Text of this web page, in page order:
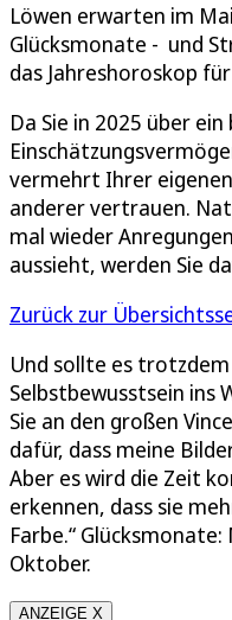
Löwen erwarten im
Glücksmonate - und
das Jahreshoroskop
Da Sie in 2025 über
vermehrt Ihrer
anderer vertrauen.
mal wieder
aussieht, werden Sie
Zurück zur
Und sollte es
Selbstbewusstsein ins
Sie an den großen
dafür, dass meine
Aber es wird die Zeit
erkennen, dass sie
Farbe.“
Oktober.
ANZEIGE X